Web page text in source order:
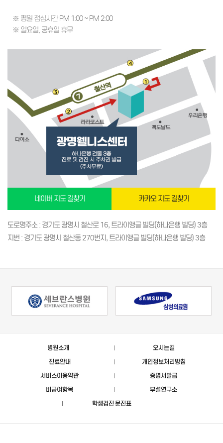
※ 평일 점심시간 PM 1:00 ~ PM 2:00
※ 일요일, 공휴일 휴무
네이버 지도 길찾기 카카오 지도 길찾기
도로명주소 : 경기도 광명시 철산로 16, 트라이앵글 빌딩(하나은행 빌딩) 3층
지번 : 경기도 광명시 철산동 270번지, 트라이앵글 빌딩(하나은행 빌딩) 3층
병원소개
오시는길
진료안내
개인정보처리방침
서비스이용약관
증명서발급
비급여항목
부설연구소
학생검진 문진표